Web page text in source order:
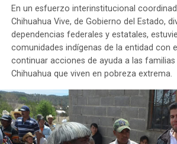
En un esfuerzo interinstitucional
Chihuahua Vive, de Gobierno del Estado,
dependencias federales y estatales,
comunidades indígenas de la entidad con
continuar acciones de ayuda a las familias
Chihuahua que viven en pobreza extrema.